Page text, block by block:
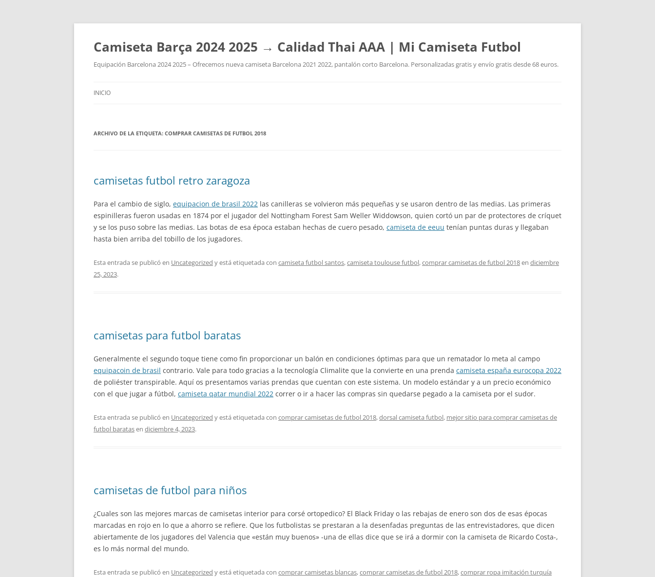
Camiseta Barça 2024 2025 → Calidad Thai AAA | Mi Camiseta Futbol
Equipación Barcelona 2024 2025 – Ofrecemos nueva camiseta Barcelona 2021 2022, pantalón corto Barcelona. Personalizadas gratis y envío gratis desde 68 euros.
INICIO
ARCHIVO DE LA ETIQUETA: COMPRAR CAMISETAS DE FUTBOL 2018
camisetas futbol retro zaragoza
Para el cambio de siglo, equipacion de brasil 2022 las canilleras se volvieron más pequeñas y se usaron dentro de las medias. Las primeras
espinilleras fueron usadas en 1874 por el jugador del Nottingham Forest Sam Weller Widdowson, quien cortó un par de protectores de críquet
y se los puso sobre las medias. Las botas de esa época estaban hechas de cuero pesado, camiseta de eeuu tenían puntas duras y llegaban
hasta bien arriba del tobillo de los jugadores.
Esta entrada se publicó en Uncategorized y está etiquetada con camiseta futbol santos,camiseta toulouse futbol,comprar camisetas de futbol 2018en diciembre
25, 2023.
camisetas para futbol baratas
Generalmente el segundo toque tiene como fin proporcionar un balón en condiciones óptimas para que un rematador lo meta al campo
equipacoin de brasil contrario. Vale para todo gracias a la tecnología Climalite que la convierte en una prenda camiseta españa eurocopa 2022
de poliéster transpirable. Aquí os presentamos varias prendas que cuentan con este sistema. Un modelo estándar y a un precio económico
con el que jugar a fútbol, camiseta qatar mundial 2022 correr o ir a hacer las compras sin quedarse pegado a la camiseta por el sudor.
Esta entrada se publicó en Uncategorized y está etiquetada con comprar camisetas de futbol 2018,dorsal camiseta futbol, mejor sitio para comprar camisetas de
futbol baratasen diciembre 4, 2023.
camisetas de futbol para niños
¿Cuales son las mejores marcas de camisetas interior para corsé ortopedico? El Black Friday o las rebajas de enero son dos de esas épocas
marcadas en rojo en lo que a ahorro se refiere. Que los futbolistas se prestaran a la desenfadas preguntas de las entrevistadores, que dicen
abiertamente de los jugadores del Valencia que «están muy buenos» -una de ellas dice que se irá a dormir con la camiseta de Ricardo Costa-,
es lo más normal del mundo.
Esta entrada se publicó en Uncategorized y está etiquetada con comprar camisetas blancas,comprar camisetas de futbol 2018,comprar ropa imitación turquía